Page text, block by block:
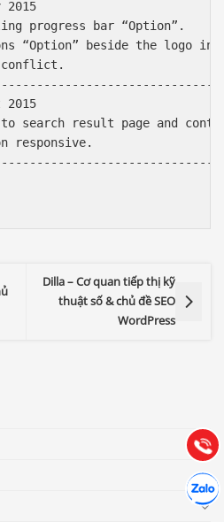
progress bar “Option”.
“Option” beside the logo in
conflict.
search result page and
responsive.
Dilla – Cơ quan tiếp thị kỹ
thuật số & chủ đề SEO
WordPress
Gọi
(028) 22.166.144
Chát